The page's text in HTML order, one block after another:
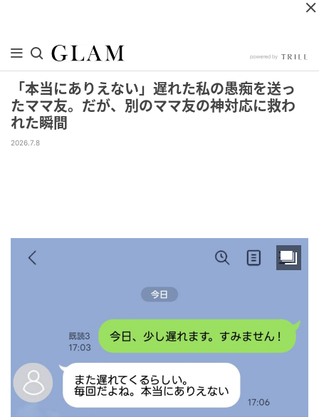
「本当にありえない」遅れた私の愚痴を送っ
たママ友。だが、別のママ友の神対応に救わ
れた瞬間
2026.7.8